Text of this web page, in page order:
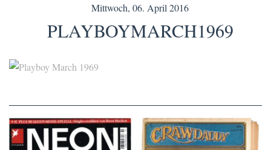
Mittwoch, 06. April 2016
PLAYBOYMARCH1969